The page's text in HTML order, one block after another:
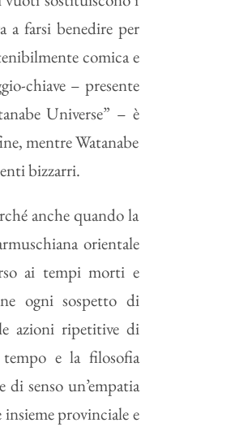
a farsi benedire per
comica e
chiave – presente
Universe” – è
mentre Watanabe
bizzarri.
anche quando la
orientale
ai tempi morti e
ogni sospetto di
azioni ripetitive di
e la filosofia
senso un’empatia
provinciale e